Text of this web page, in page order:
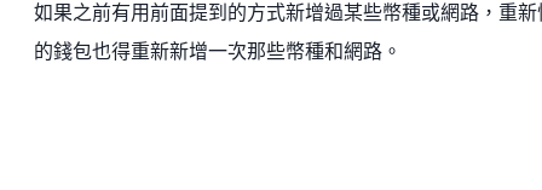
如果之前有用前面提到的方式新增過某些幣種或網路，重新
的錢包也得重新新增一次那些幣種和網路。